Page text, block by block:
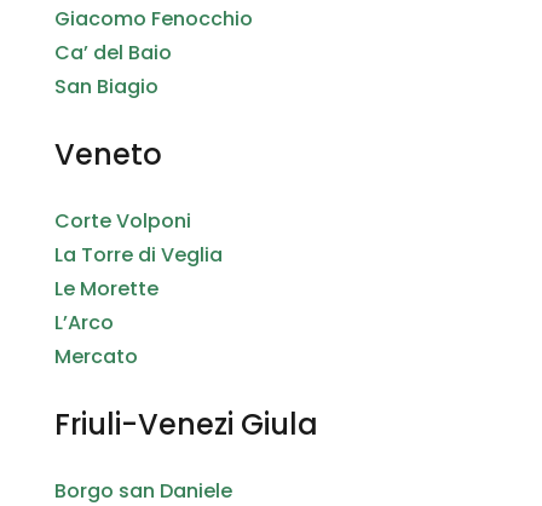
Giacomo Fenocchio
Ca’ del Baio
San Biagio
Veneto
Corte Volponi
La Torre di Veglia
Le Morette
L’Arco
Mercato
Friuli-Venezi Giula
Borgo san Daniele